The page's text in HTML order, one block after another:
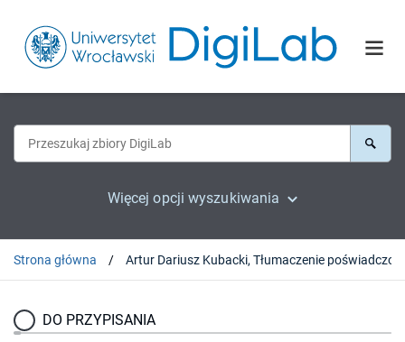
Więcej opcji wyszukiwania
Strona główna
DO PRZYPISANIA